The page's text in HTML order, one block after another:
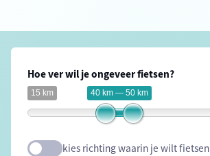
Hoe ver wil je ongeveer fietsen?
15 km 40 km — 50 km
kies richting waarin je wilt fietsen